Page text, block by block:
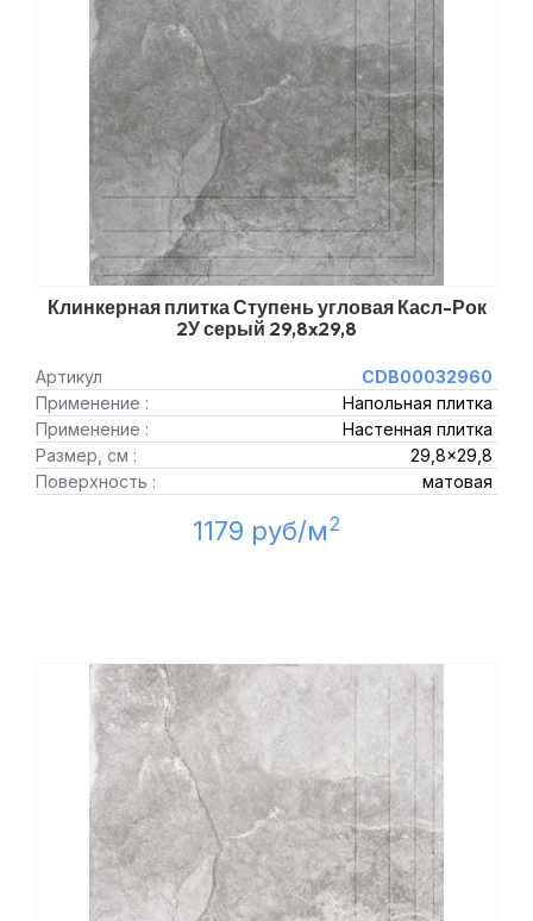
Клинкерная плитка Ступень угловая Касл-Рок
2У серый 29,8x29,8
Артикул
CDB00032960
Применение :
Напольная плитка
Применение :
Настенная плитка
Размер, см :
29,8x29,8
Поверхность :
матовая
1179 руб/м2